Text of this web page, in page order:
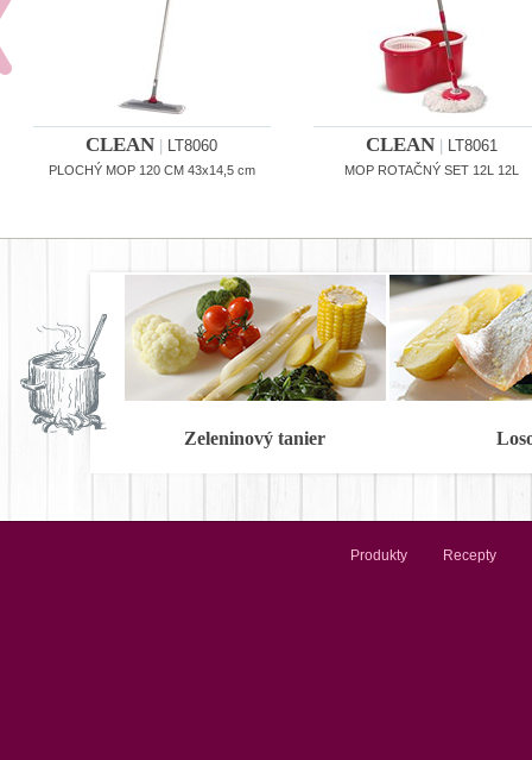
CLEAN LT8060
PLOCHÝ MOP 120 CM 43x14,5 cm
CLEAN LT8061
MOP ROTAČNÝ SET 12L 12L
Zeleninový tanier
Produkty Recepty